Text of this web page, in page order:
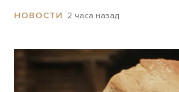
НОВОСТИ 2 часа назад